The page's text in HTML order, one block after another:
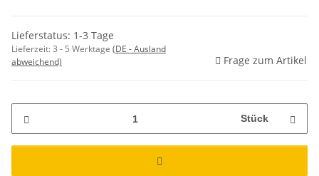
Lieferstatus: 1-3 Tage
Lieferzeit:3 - 5 Werktage (DE - Ausland
abweichend)
Frage zum Artikel
Stück